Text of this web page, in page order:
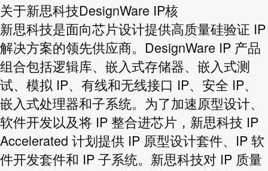
关于新思科技DesignWare IP核
新思科技是面向芯片设计提供高质量硅验证 IP
解决方案的领先供应商。DesignWare IP 产品
组合包括逻辑库、嵌入式存储器、嵌入式测
试、模拟 IP、有线和无线接口 IP、安全 IP、
嵌入式处理器和子系统。为了加速原型设计、
软件开发以及将 IP 整合进芯片，新思科技 IP
Accelerated 计划提供 IP 原型设计套件、IP 软
件开发套件和 IP 子系统。新思科技对 IP 质量